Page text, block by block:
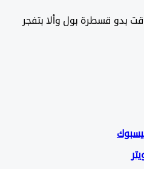
قسطرة بول وألا بتفجر